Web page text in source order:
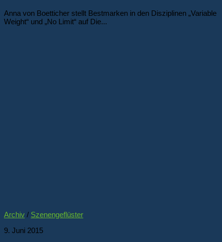
Anna von Boetticher stellt Bestmarken in den Disziplinen „Variable
Weight“ und „No Limit“ auf Die...
Archiv / Szenengeflüster
9. Juni 2015